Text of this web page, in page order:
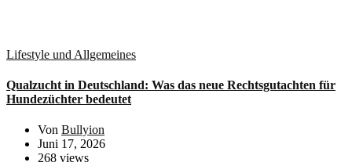
Lifestyle und Allgemeines
Qualzucht in Deutschland: Was das neue Rechtsgutachten für
Hundezüchter bedeutet
Von Bullyion
Juni 17, 2026
268 views